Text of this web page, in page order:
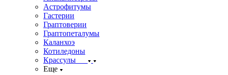
Астрофитумы
Гастерии
Граптоверии
Граптопеталумы
Каланхоэ
Котиледоны
Крассулы
Еще